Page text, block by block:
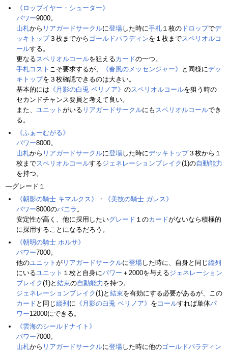
《ロップイヤー・シューター》
パワー9000。
山札から リアガードサークルに登場した時に手札 １枚の ドロップでデ
ッキトップ３枚までから ゴールドパラディンを１枚までスペリオルコ
ールする。
更なる スペリオルコールを狙えるカードの一つ。
手札コスト こそ要求するが、 《春風のメッセンジャー》 と同様にデッ
キトップを３枚確認できるのは大きい。
基本的には 《月影の白兎 ペリノア》 のスペリオルコールを狙う時の
セカンドチャンス要員と考えて良い。
また、 ユニット がいる リアガードサークルにも スペリオルコールでき
る。
《ふぁーむがる》
パワー8000。
山札から リアガードサークルに登場した時にデッキトップ３枚から１
枚までスペリオルコールするジェネレーションブレイク(1)の自動能力
を持つ。
―グレード１
《朝影の騎士 キマルクス》
・
《美技の騎士 ガレス》
パワー8000のバニラ 。
安定性が高く、他に採用したいグレード １のカードがないなら積極的
に採用することになるだろう。
《朝明の騎士 ホルサ》
パワー7000。
他のユニット が リアガードサークルに登場した時に、自身と同じ縦列
にいるユニット １枚と自身にパワー ＋2000を与えるジェネレーション
ブレイク(1)と 結束の自動能力 を持つ。
ジェネレーションブレイク(1)と 結束を有効にする必要があるが、この
カード と同じ縦列 に 《月影の白兎 ペリノア》 を コールすれば単体パ
ワー12000にできる。
《雲海のシールドナイト》
パワー7000。
山札から リアガードサークルに登場した時に他のゴールドパラディン